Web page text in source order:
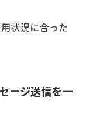
状況に合った
ージ送信を一